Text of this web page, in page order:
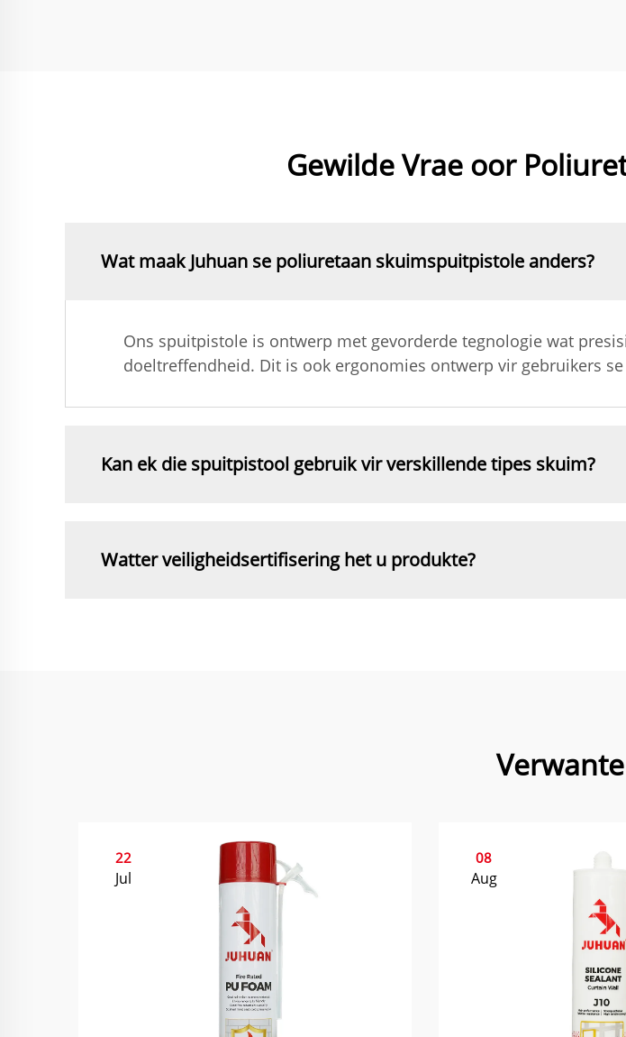
Gewilde Vrae oor
Wat maak Juhuan se poliuretaan skuimspuitpistole anders?
Ons spuitpistole is ontwerp met gevorderde tegnologie wat
doeltreffendheid. Dit is ook ergonomies ontwerp vir gebruikers se
Kan ek die spuitpistool gebruik vir verskillende tipes skuim?
Watter veiligheidsertifisering het u produkte?
22
Jul
08
Aug